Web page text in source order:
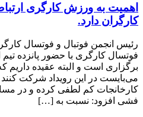
اهمیت به ورزش کارگری
کارگران دارد.
رئیس انجمن فوتبال و فوتسال
فوتسال کارگری با حضور پانزده
برگزاری است و البته عقیده داریم
می‌بایست در این رویداد شرکت کنند
کارخانجات کم لطفی کرده و در
فشی افزود: نسبت به […]